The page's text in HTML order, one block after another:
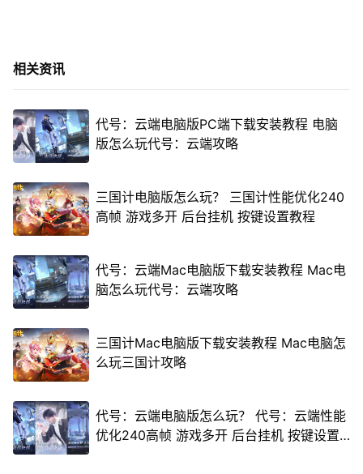
相关资讯
代号：云端电脑版PC端下载安装教程 电脑
版怎么玩代号：云端攻略
三国计电脑版怎么玩？ 三国计性能优化240
高帧 游戏多开 后台挂机 按键设置教程
代号：云端Mac电脑版下载安装教程 Mac电
脑怎么玩代号：云端攻略
三国计Mac电脑版下载安装教程 Mac电脑怎
么玩三国计攻略
代号：云端电脑版怎么玩？ 代号：云端性能
优化240高帧 游戏多开 后台挂机 按键设置